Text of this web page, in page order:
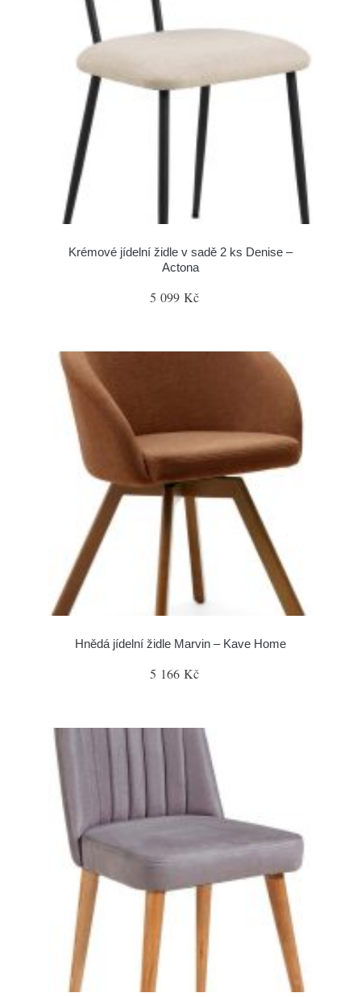
Krémové jídelní židle v sadě 2 ks Denise –
Actona
5 099 Kč
Hnědá jídelní židle Marvin – Kave Home
5 166 Kč